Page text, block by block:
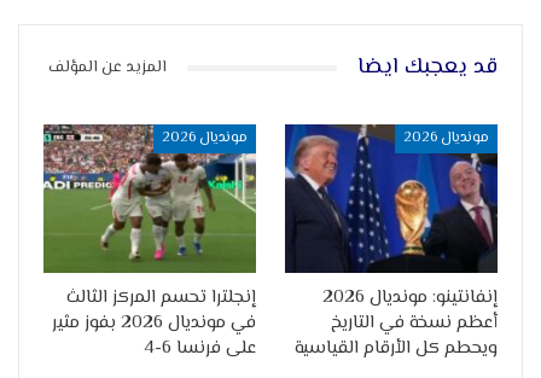
قد يعجبك ايضا المزيد عن المؤلف
مونديال 2026
إنفانتينو: مونديال 2026
أعظم نسخة في التاريخ
ويحطم كل الأرقام القياسية
مونديال 2026
إنجلترا تحسم المركز الثالث
في مونديال 2026 بفوز مثير
على فرنسا 6-4